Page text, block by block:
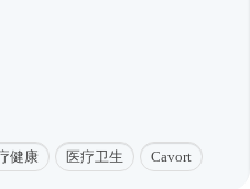
健康 医疗卫生 Cavort